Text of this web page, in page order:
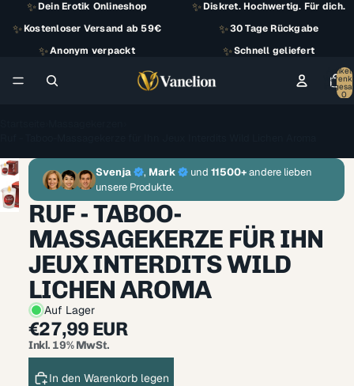
✨Dein Erotik Onlineshop ✨Diskret. Hochwertig. Für dich.
✨Kostenloser Versand ab 59€ ✨30 Tage Rückgabe
✨Anonym verpackt ✨Schnell geliefert
Artikel
0
Svenja , Mark und 11500+andere lieben
unsere Produkte.
RUF - TABOO-
MASSAGEKERZE FÜR IHN
JEUX INTERDITS WILD
LICHEN AROMA
Auf Lager
€27,99 EUR
Inkl. 19% MwSt.
In den Warenkorb legen